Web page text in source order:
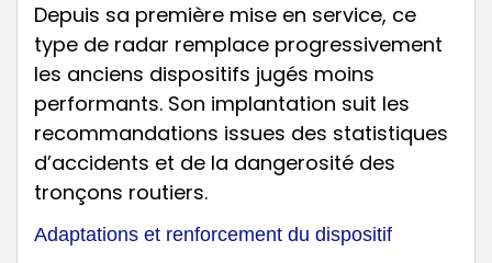
Depuis sa première mise en service, ce
type de radar remplace progressivement
les anciens dispositifs jugés moins
performants. Son implantation suit les
recommandations issues des statistiques
d’accidents et de la dangerosité des
tronçons routiers.
Adaptations et renforcement du dispositif